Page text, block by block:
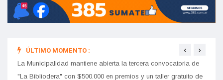
ÚLTIMO MOMENTO :
Las Pastillas del Abuelo vuelven a Santiago del Estero con un
show imperdible
‹ ›